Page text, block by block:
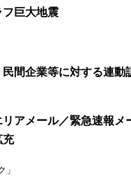
フ巨大地震
間企業等に対する連動
アメール／緊急速報メ
充
」